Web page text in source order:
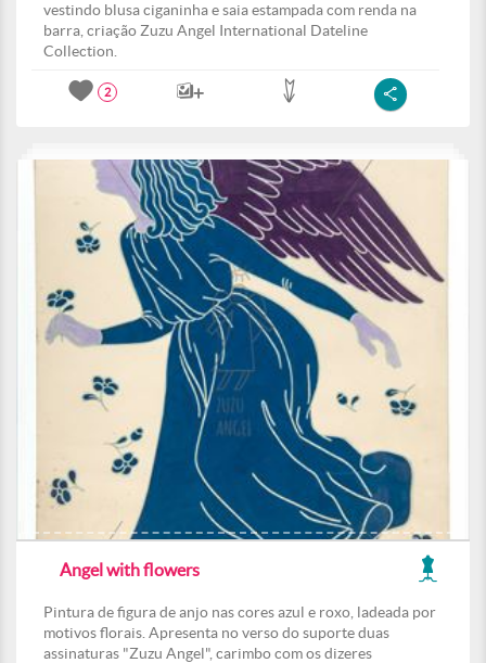
vestindo blusa ciganinha e saia estampada com renda na
barra, criação Zuzu Angel International Dateline
Collection.
2
Angel with flowers
Pintura de figura de anjo nas cores azul e roxo, ladeada por
motivos florais. Apresenta no verso do suporte duas
assinaturas "Zuzu Angel", carimbo com os dizeres